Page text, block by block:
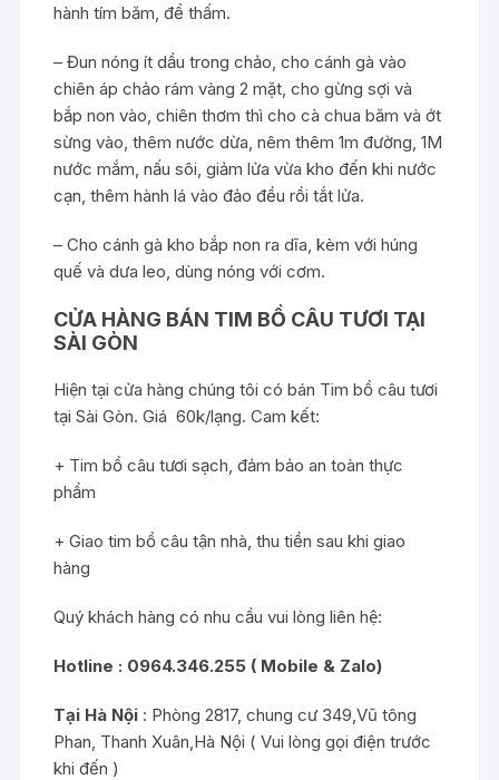
hành tím băm, để thấm.
– Đun nóng ít dầu trong chảo, cho cánh gà vào
chiên áp chảo rám vàng 2 mặt, cho gừng sợi và
bắp non vào, chiên thơm thì cho cà chua băm và ớt
sừng vào, thêm nước dừa, nêm thêm 1m đường, 1M
nước mắm, nấu sôi, giảm lửa vừa kho đến khi nước
cạn, thêm hành lá vào đảo đều rồi tắt lửa.
– Cho cánh gà kho bắp non ra dĩa, kèm với húng
quế và dưa leo, dùng nóng với cơm.
CỬA HÀNG BÁN TIM BỒ CÂU TƯƠI TẠI
SÀI GÒN
Hiện tại cửa hàng chúng tôi có bán Tim bồ câu tươi
tại Sài Gòn. Giá 60k/lạng. Cam kết:
+ Tim bồ câu tươi sạch, đảm bảo an toàn thực
phẩm
+ Giao tim bồ câu tận nhà, thu tiền sau khi giao
hàng
Quý khách hàng có nhu cầu vui lòng liên hệ:
Hotline : 0964.346.255 ( Mobile & Zalo)
Tại Hà Nội : Phòng 2817, chung cư 349,Vũ tông
Phan, Thanh Xuân,Hà Nội ( Vui lòng gọi điện trước
khi đến )